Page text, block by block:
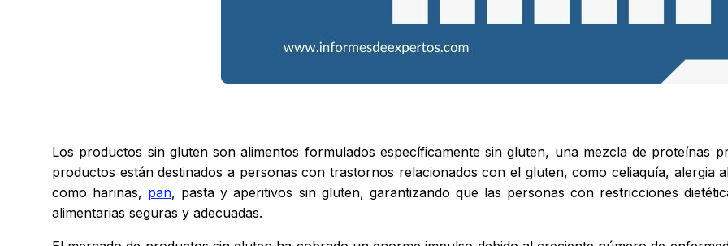
Los productos sin gluten son alimentos formulados específicamente sin gluten, una mezcla de proteínas
productos están destinados a personas con trastornos relacionados con el gluten, como celiaquía, alergia
como harinas, pan, pasta y aperitivos sin gluten, garantizando que las personas con restricciones
alimentarias seguras y adecuadas.